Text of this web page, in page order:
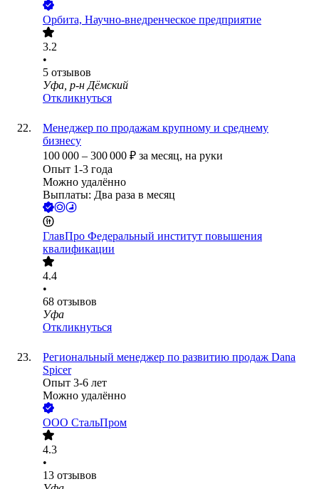
Орбита, Научно-внедренческое предприятие
3.2
•
5 отзывов
Уфа, р-н Дёмский
Откликнуться
Менеджер по продажам крупному и среднему
бизнесу
100 000 – 300 000 ₽ за месяц, на руки
Опыт 1-3 года
Можно удалённо
Выплаты: Два раза в месяц
ГлавПро Федеральный институт повышения
квалификации
4.4
•
68 отзывов
Уфа
Откликнуться
Региональный менеджер по развитию продаж Dana
Spicer
Опыт 3-6 лет
Можно удалённо
ООО СтальПром
4.3
•
13 отзывов